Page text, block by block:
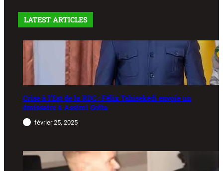
LATEST ARTICLES
Crise à l’Est de la RDC : Félix Tshisekedi envoie un
émissaire à Assimi Goïta
février 25, 2025